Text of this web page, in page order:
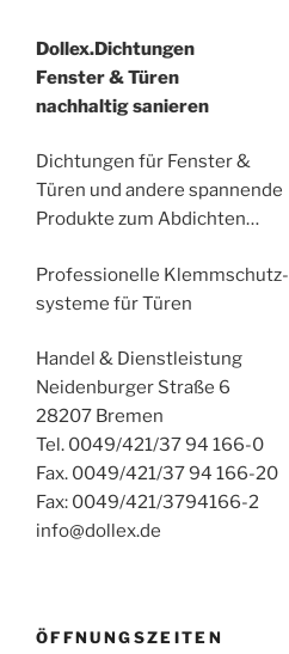
Dollex.Dichtungen
Fenster & Türen
nachhaltig sanieren
Dichtungen für Fenster &
Türen und andere spannende
Produkte zum Abdichten…
Professionelle Klemmschutz-
systeme für Türen
Handel & Dienstleistung
Neidenburger Straße 6
28207 Bremen
Tel. 0049/421/37 94 166-0
Fax. 0049/421/37 94 166-20
Fax: 0049/421/3794166-2
info@dollex.de
ÖFFNUNGSZEITEN